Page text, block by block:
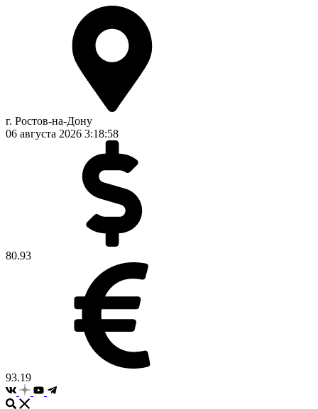
г. Ростов-на-Дону
06 августа 2026 3:18:59
80.93
93.19